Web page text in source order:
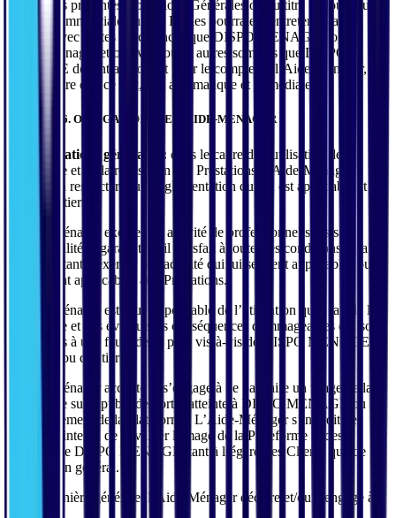
au titre des présentes Conditions Générales ou au titre de toute autre
relation commerciale que les Parties pourraient entretenir par
ailleurs, avec toutes les créances que DISPO MENAGE doit à
l’Aide-Ménager et/ou avec toutes autres sommes que DISPO
MENAGE détient au nom et pour le compte de l’Aide-Ménager, à
quelque titre que ce soit, soit automatique et immédiate.
ARTICLE 6. OBLIGATIONS DE L’AIDE-MENAGER
6.1. Obligations générales : dans le cadre de l’utilisation de la
Plateforme et de la réalisation des Prestations, l’Aide-Ménager
s’engage à respecter toute réglementation qui lui est applicable et les
droits des tiers.
L’Aide-Ménager exerce son activité de professionnel sous sa
responsabilité et garantit qu’il satisfait à toutes les conditions légales
lui permettant d'exercer son activité qui lui seraient applicables ou
qui seraient applicables aux Prestations.
L’Aide-Ménager est seul responsable de l’utilisation qu’il fait de la
Plateforme et des éventuelles conséquences dommageables qui sont
imputables à une faute de sa part, vis-à-vis de DISPO MENAGE,
du Client ou des tiers.
L’Aide-Ménager accepte et s’engage à ne pas faire un usage de la
Plateforme susceptible de porter atteinte à DISPO MENAGE ou au
fonctionnement de la Plateforme. L’Aide-Ménager s’interdit de
porter atteinte ou de dévaluer l’image de la Plateforme et des
Services de DISPO MENAGE, tant à l’égard des Clients que de
tout tiers en général.
D’une manière générale, l’Aide-Ménager déclare et/ou s’engage à :